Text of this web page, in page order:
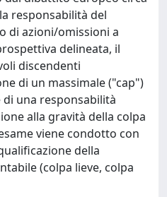
responsabilità del
di azioni/omissioni a
delineata, il
discendenti
di un massimale ("cap")
una responsabilità
alla gravità della colpa
viene condotto con
della
(colpa lieve, colpa